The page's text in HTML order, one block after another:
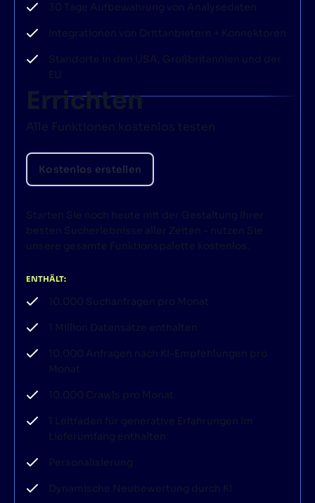
30 Tage Aufbewahrung von Analysedaten
Integrationen von Drittanbietern + Konnektoren
Standorte in den USA, Großbritannien und der
EU
Errichten
Alle Funktionen kostenlos testen
Kostenlos erstellen
Starten Sie noch heute mit der Gestaltung Ihrer
besten Sucherlebnisse aller Zeiten – nutzen Sie
unsere gesamte Funktionspalette kostenlos.
ENTHÄLT:
10.000 Suchanfragen pro Monat
1 Million Datensätze enthalten
10.000 Anfragen nach KI-Empfehlungen pro
Monat
10.000 Crawls pro Monat
1 Leitfaden für generative Erfahrungen im
Lieferumfang enthalten
Personalisierung
Dynamische Neubewertung durch KI